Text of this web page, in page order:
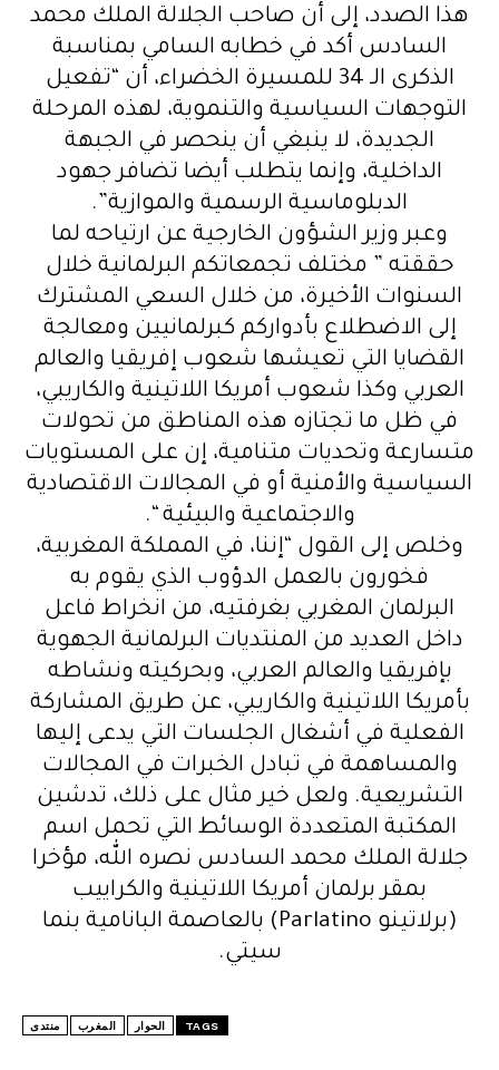
هذا الصدد، إلى أن صاحب الجلالة الملك محمد
السادس أكد في خطابه السامي بمناسبة
الذكرى الـ 34 للمسيرة الخضراء، أن “تفعيل
التوجهات السياسية والتنموية، لهذه المرحلة
الجديدة، لا ينبغي أن ينحصر في الجبهة
الداخلية، وإنما يتطلب أيضا تضافر جهود
الدبلوماسية الرسمية والموازية”.
وعبر وزير الشؤون الخارجية عن ارتياحه لما
حققته ” مختلف تجمعاتكم البرلمانية خلال
السنوات الأخيرة، من خلال السعي المشترك
إلى الاضطلاع بأدواركم كبرلمانيين ومعالجة
القضايا التي تعيشها شعوب إفريقيا والعالم
العربي وكذا شعوب أمريكا اللاتينية والكاريبي،
في ظل ما تجتازه هذه المناطق من تحولات
متسارعة وتحديات متنامية، إن على المستويات
السياسية والأمنية أو في المجالات الاقتصادية
والاجتماعية والبيئية “.
وخلص إلى القول “إننا، في المملكة المغربية،
فخورون بالعمل الدؤوب الذي يقوم به
البرلمان المغربي بغرفتيه، من انخراط فاعل
داخل العديد من المنتديات البرلمانية الجهوية
بإفريقيا والعالم العربي، وبحركيته ونشاطه
بأمريكا اللاتينية والكاريبي، عن طريق المشاركة
الفعلية في أشغال الجلسات التي يدعى إليها
والمساهمة في تبادل الخبرات في المجالات
التشريعية. ولعل خير مثال على ذلك، تدشين
المكتبة المتعددة الوسائط التي تحمل اسم
جلالة الملك محمد السادس نصره الله، مؤخرا
بمقر برلمان أمريكا اللاتينية والكراييب
(برلاتينو Parlatino) بالعاصمة البانامية بنما
سيتي.
TAGS الحوار المغرب منتدى